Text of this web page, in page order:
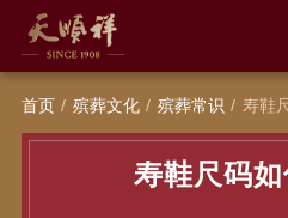
首页 殡葬文化 殡葬常识 寿鞋尺码
寿鞋尺码如